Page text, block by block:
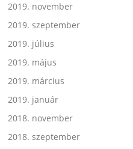
2019. november
2019. szeptember
2019. július
2019. május
2019. március
2019. január
2018. november
2018. szeptember